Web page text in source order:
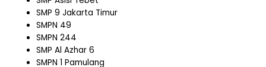
SMP 9 Jakarta Timur
SMPN 49
SMPN 244
SMP Al Azhar 6
SMPN 1 Pamulang